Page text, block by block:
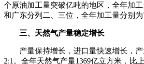
个原油加工量突破亿吨的地区，全年加
和广东分列二、三位，全年加工量分别为
三、天然气产量稳定增长
产量保持增长，进口量快速增长，产
2:1。全年天然气产量1369亿立方米，比